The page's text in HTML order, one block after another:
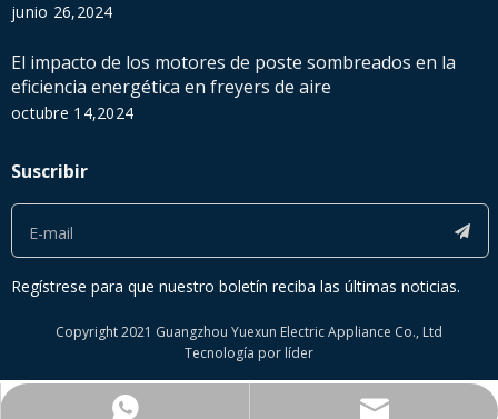
junio 26,2024
El impacto de los motores de poste sombreados en la
eficiencia energética en freyers de aire
octubre 14,2024
Suscribir
Regístrese para que nuestro boletín reciba las últimas noticias.
Copyright 2021 Guangzhou Yuexun Electric Appliance Co., Ltd
Tecnología por líder